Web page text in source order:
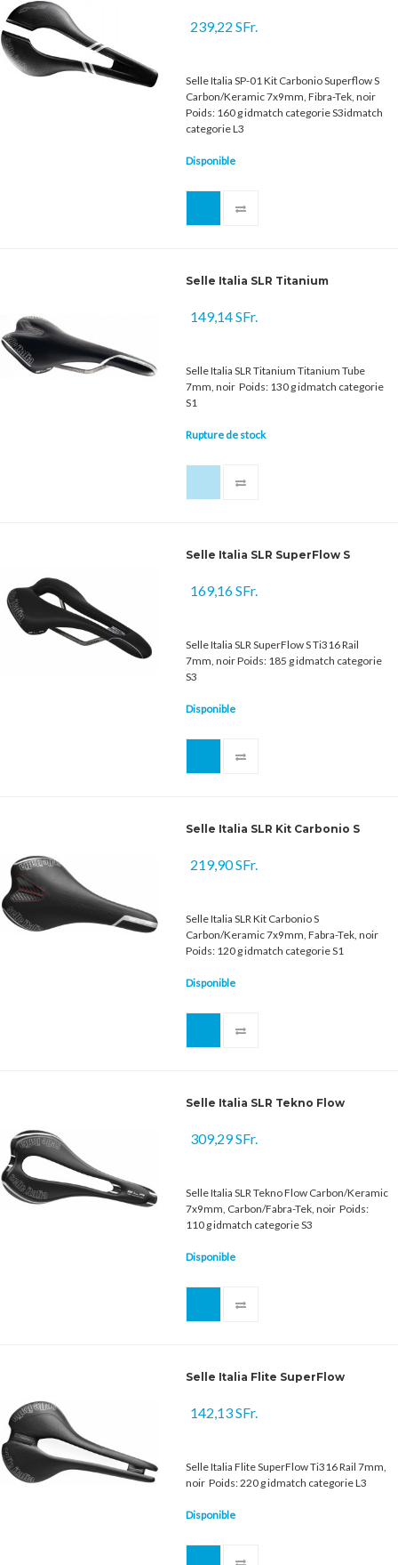
239,22 SFr.
Selle Italia SP-01 Kit Carbonio Superflow S
Carbon/Keramic 7x9mm, Fibra-Tek, noir
Poids: 160 g idmatch categorie S3idmatch
categorie L3
Disponible
Selle Italia SLR Titanium
149,14 SFr.
Selle Italia SLR Titanium Titanium Tube
7mm, noir Poids: 130 g idmatch categorie
S1
Rupture de stock
Selle Italia SLR SuperFlow S
169,16 SFr.
Selle Italia SLR SuperFlow S Ti316 Rail
7mm, noir Poids: 185 g idmatch categorie
S3
Disponible
Selle Italia SLR Kit Carbonio S
219,90 SFr.
Selle Italia SLR Kit Carbonio S
Carbon/Keramic 7x9mm, Fabra-Tek, noir
Poids: 120 g idmatch categorie S1
Disponible
Selle Italia SLR Tekno Flow
309,29 SFr.
Selle Italia SLR Tekno Flow Carbon/Keramic
7x9mm, Carbon/Fabra-Tek, noir Poids:
110 g idmatch categorie S3
Disponible
Selle Italia Flite SuperFlow
142,13 SFr.
Selle Italia Flite SuperFlow Ti316 Rail 7mm,
noir Poids: 220 g idmatch categorie L3
Disponible